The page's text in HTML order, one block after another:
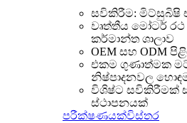
සවිකිරීම: මිට්සුබිෂි
වෘත්තීය මෝටර්
කර්මාන්ත ශාලාව
OEM සහ ODM
එකම ගුණාත්මක
නිෂ්පාදනවල
විශිෂ්ට සවිකිරීමක්
ස්ථාපනයක්
පරීක්ෂණයක්විස්තර